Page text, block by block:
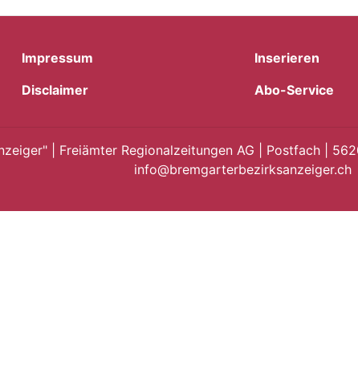
Impressum
Inserieren
Disclaimer Abo-Service
| Freiämter Regionalzeitungen AG | Postfach |
info@bremgarterbezirksanzeiger.ch